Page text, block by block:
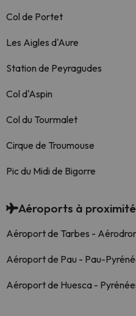
Col de Portet
Les Aigles d'Aure
Station de Peyragudes
Col d'Aspin
Col du Tourmalet
Cirque de Troumouse
Pic du Midi de Bigorre
Aéroports à proximité
Aéroport de Tarbes -
Aéroport de Pau - Pau-
Aéroport de Huesca -